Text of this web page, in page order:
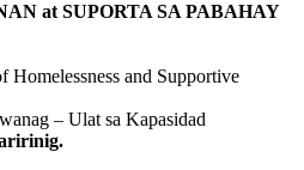
at SUPORTA SA PABAHAY
Homelessness and Supportive
– Ulat sa Kapasidad